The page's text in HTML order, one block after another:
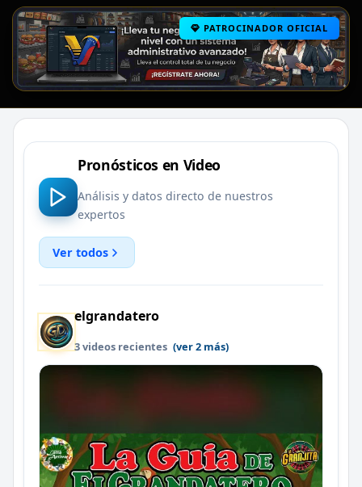
PATROCINADOR OFICIAL
Pronósticos en Video
Análisis y datos directo de nuestros
expertos
Ver todos
elgrandatero
3 videos recientes (ver 2 más)